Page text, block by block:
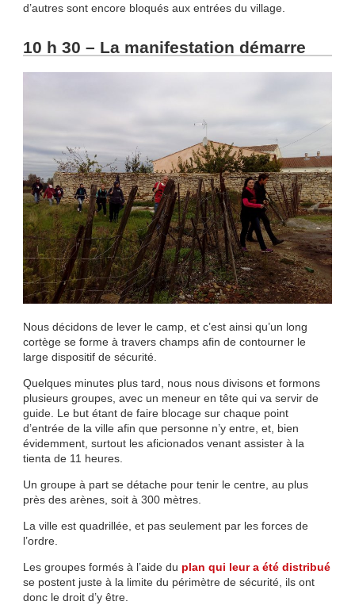
d’autres sont encore bloqués aux entrées du village.
10 h 30 – La manifestation démarre
Nous décidons de lever le camp, et c’est ainsi qu’un long
cortège se forme à travers champs afin de contourner le
large dispositif de sécurité.
Quelques minutes plus tard, nous nous divisons et formons
plusieurs groupes, avec un meneur en tête qui va servir de
guide. Le but étant de faire blocage sur chaque point
d’entrée de la ville afin que personne n’y entre, et, bien
évidemment, surtout les aficionados venant assister à la
tienta de 11 heures.
Un groupe à part se détache pour tenir le centre, au plus
près des arènes, soit à 300 mètres.
La ville est quadrillée, et pas seulement par les forces de
l’ordre.
Les groupes formés à l’aide du plan qui leur a été distribué
se postent juste à la limite du périmètre de sécurité, ils ont
donc le droit d’y être.